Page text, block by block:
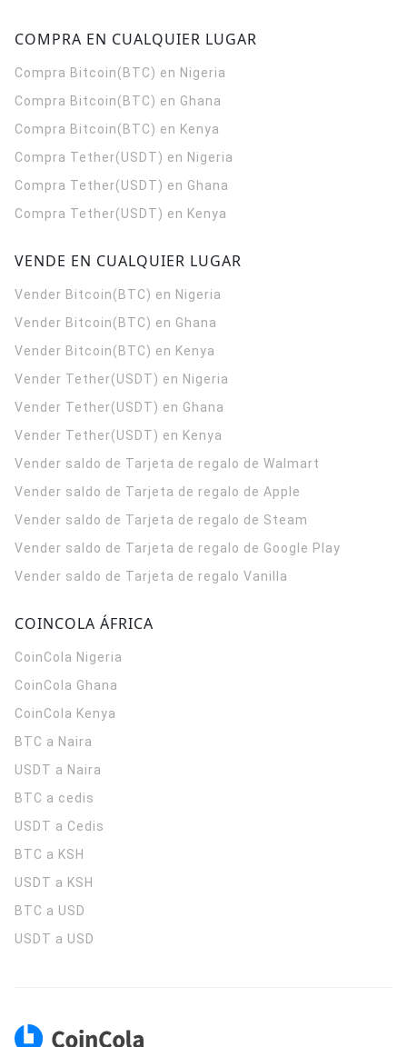
COMPRA EN CUALQUIER LUGAR
Compra Bitcoin(BTC) en Nigeria
Compra Bitcoin(BTC) en Ghana
Compra Bitcoin(BTC) en Kenya
Compra Tether(USDT) en Nigeria
Compra Tether(USDT) en Ghana
Compra Tether(USDT) en Kenya
VENDE EN CUALQUIER LUGAR
Vender Bitcoin(BTC) en Nigeria
Vender Bitcoin(BTC) en Ghana
Vender Bitcoin(BTC) en Kenya
Vender Tether(USDT) en Nigeria
Vender Tether(USDT) en Ghana
Vender Tether(USDT) en Kenya
Vender saldo de Tarjeta de regalo de Walmart
Vender saldo de Tarjeta de regalo de Apple
Vender saldo de Tarjeta de regalo de Steam
Vender saldo de Tarjeta de regalo de Google Play
Vender saldo de Tarjeta de regalo Vanilla
COINCOLA ÁFRICA
CoinCola Nigeria
CoinCola Ghana
CoinCola Kenya
BTC a Naira
USDT a Naira
BTC a cedis
USDT a Cedis
BTC a KSH
USDT a KSH
BTC a USD
USDT a USD